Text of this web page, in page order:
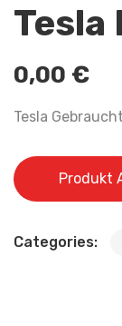
Tesla
0,00 €
Tesla
Produkt
Categories: